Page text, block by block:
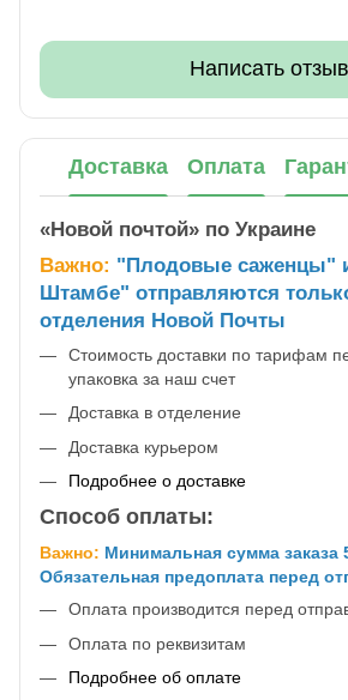
Написать отзыв
Доставка Оплата
«Новой почтой» по Украине
Важно: "Плодовые саженцы"
Штамбе" отправляются
отделения Новой Почты
Стоимость доставки по тарифам
упаковка за наш счет
Доставка в отделение
Доставка курьером
Подробнее о доставке
Способ оплаты:
Важно: Минимальная сумма заказа
Обязательная предоплата перед
Оплата производится перед
Оплата по реквизитам
Подробнее об оплате